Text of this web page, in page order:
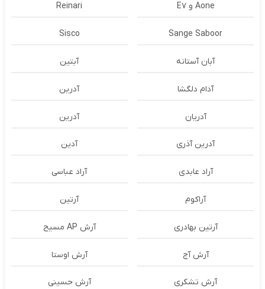
Aone و E7 Reinari
Sange Saboor
Sisco
آبان آستانه آبتین
آدام دلگشا آدرين
آدریان آدرین
آدرین آذری آدین
آراد عابدی آراد عباسی
آراکوم آرتین
آرتین بهادری آرش AP مسیح
آرش آج آرش اوستا
آرش تشکری آرش حسینی